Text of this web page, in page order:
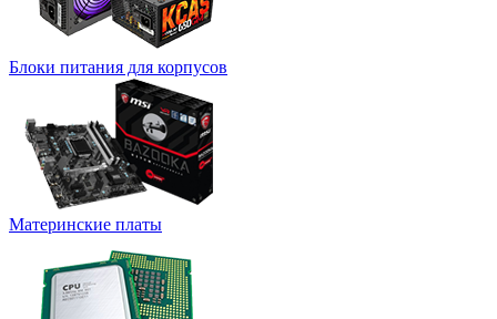
Блоки питания для корпусов
Материнские платы